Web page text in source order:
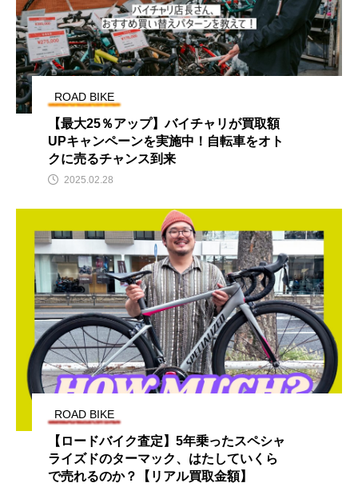
ROAD BIKE
【最大25％アップ】バイチャリが買取額
UPキャンペーンを実施中！自転車をオト
クに売るチャンス到来
2025.02.28
ROAD BIKE
【ロードバイク査定】5年乗ったスペシャ
ライズドのターマック、はたしていくら
で売れるのか？【リアル買取金額】